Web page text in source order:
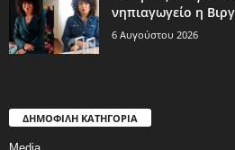
νηπιαγωγείο η
6 Αυγούστου 2026
ΔΗΜΟΦΙΛΗ ΚΑΤΗΓΟΡΙΑ